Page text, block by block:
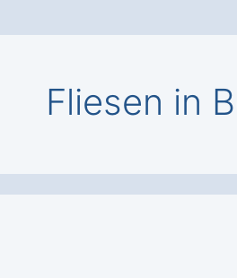
Fliesen in